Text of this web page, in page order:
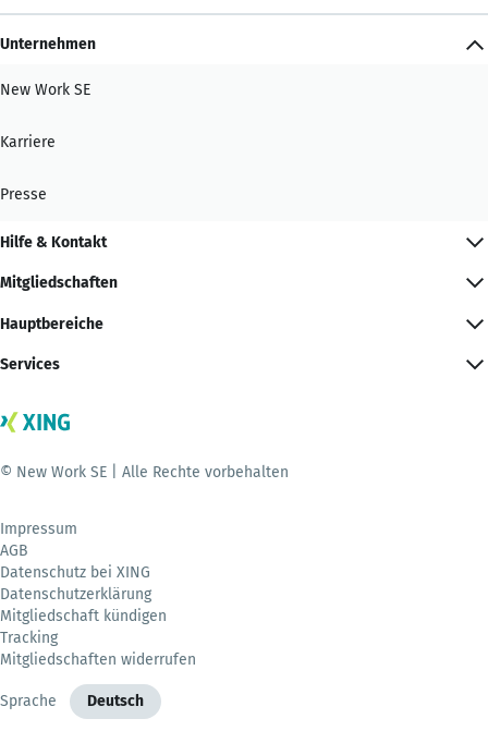
Unternehmen
New Work SE
Karriere
Presse
Hilfe & Kontakt
Mitgliedschaften
Hauptbereiche
Services
© New Work SE | Alle Rechte vorbehalten
Impressum
AGB
Datenschutz bei XING
Datenschutzerklärung
Mitgliedschaft kündigen
Tracking
Mitgliedschaften widerrufen
Sprache Deutsch